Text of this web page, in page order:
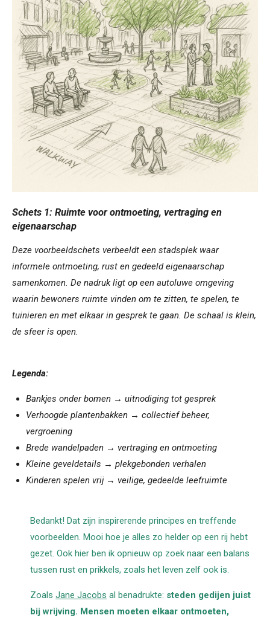
Schets 1: Ruimte voor ontmoeting, vertraging en
eigenaarschap
Deze voorbeeldschets verbeeldt een stadsplek waar
informele ontmoeting, rust en gedeeld eigenaarschap
samenkomen. De nadruk ligt op een autoluwe omgeving
waarin bewoners ruimte vinden om te zitten, te spelen, te
tuinieren en met elkaar in gesprek te gaan. De schaal is klein,
de sfeer is open.
Legenda:
Bankjes onder bomen → uitnodiging tot gesprek
Verhoogde plantenbakken → collectief beheer,
vergroening
Brede wandelpaden → vertraging en ontmoeting
Kleine geveldetails → plekgebonden verhalen
Kinderen spelen vrij → veilige, gedeelde leefruimte
Bedankt! Dat zijn inspirerende principes en treffende
voorbeelden. Mooi hoe je alles zo helder op een rij hebt
gezet. Ook hier ben ik opnieuw op zoek naar een balans
tussen rust en prikkels, zoals het leven zelf ook is.
Zoals Jane Jacobs al benadrukte: steden gedijen juist
bij wrijving. Mensen moeten elkaar ontmoeten,